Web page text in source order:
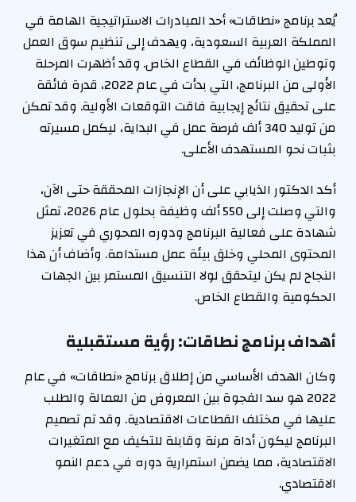
يُعد برنامج «نطاقات» أحد المبادرات الاستراتيجية الهامة في
المملكة العربية السعودية، ويهدف إلى تنظيم سوق العمل
وتوطين الوظائف في القطاع الخاص. وقد أظهرت المرحلة
الأولى من البرنامج، التي بدأت في عام 2022، قدرة فائقة
على تحقيق نتائج إيجابية فاقت التوقعات الأولية. وقد تمكن
من توليد 340 ألف فرصة عمل في البداية، ليكمل مسيرته
بثبات نحو المستهدف الأعلى.
أكد الدكتور الذيابي على أن الإنجازات المحققة حتى الآن،
والتي وصلت إلى 550 ألف وظيفة بحلول عام 2026، تمثل
شهادة على فعالية البرنامج ودوره المحوري في تعزيز
المحتوى المحلي وخلق بيئة عمل مستدامة. وأضاف أن هذا
النجاح لم يكن ليتحقق لولا التنسيق المستمر بين الجهات
الحكومية والقطاع الخاص.
أهداف برنامج نطاقات: رؤية مستقبلية
وكان الهدف الأساسي من إطلاق برنامج «نطاقات» في عام
2022 هو سد الفجوة بين المعروض من العمالة والطلب
عليها في مختلف القطاعات الاقتصادية. وقد تم تصميم
البرنامج ليكون أداة مرنة وقابلة للتكيف مع المتغيرات
الاقتصادية، مما يضمن استمرارية دوره في دعم النمو
الاقتصادي.